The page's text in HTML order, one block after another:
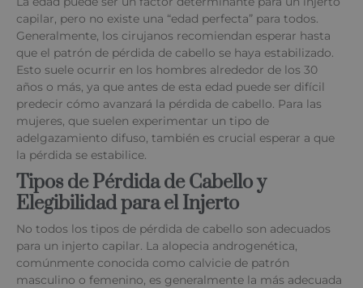
capilar, pero no existe una “edad perfecta” para todos.
Generalmente, los cirujanos recomiendan esperar hasta
que el patrón de pérdida de cabello se haya estabilizado.
Esto suele ocurrir en los hombres alrededor de los 30
años o más, ya que antes de esta edad puede ser difícil
predecir cómo avanzará la pérdida de cabello. Para las
mujeres, que suelen experimentar un tipo de
adelgazamiento difuso, también es crucial esperar a que
la pérdida se estabilice.
Tipos de Pérdida de Cabello y
Elegibilidad para el Injerto
No todos los tipos de pérdida de cabello son adecuados
para un injerto capilar. La alopecia androgenética,
comúnmente conocida como calvicie de patrón
masculino o femenino, es generalmente la más adecuada